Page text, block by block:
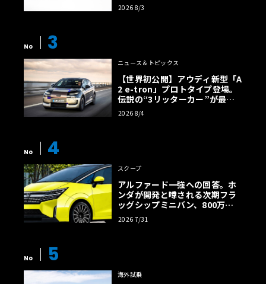
2026 8/3
No 3
ニュース＆トピックス
【世界初公開】アウディ新型「A
2 e-tron」プロトタイプ登場。
伝説の“3リッターカー”が最高
効率エントリーBEVとして復活
【画像38枚】
2026 8/4
No 4
スクープ
アルファード一強への回答。ホ
ンダが開発と噂される次期フラ
ッグシップミニバン、800万円
超の勝算【予想CG】
2026 7/31
No 5
海外試乗